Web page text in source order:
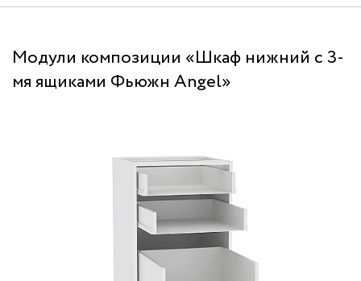
Модули композиции «Шкаф нижний с 3-
мя ящиками Фьюжн Angel»